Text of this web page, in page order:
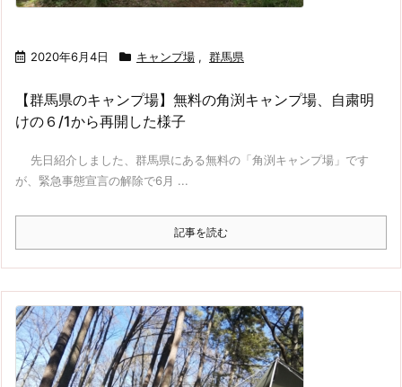
2020年6月4日 キャンプ場 , 群馬県
【群馬県のキャンプ場】無料の角渕キャンプ場、自粛明
けの６/1から再開した様子
先日紹介しました、群馬県にある無料の「角渕キャンプ場」です
が、緊急事態宣言の解除で6月 ...
記事を読む